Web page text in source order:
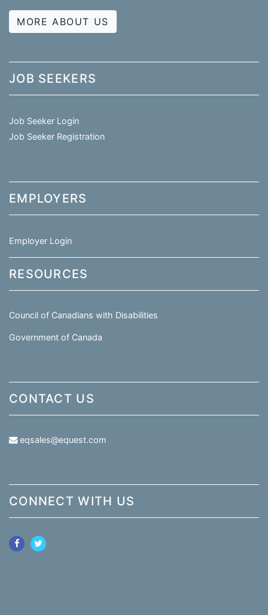
MORE ABOUT US
JOB SEEKERS
Job Seeker Login
Job Seeker Registration
EMPLOYERS
Employer Login
RESOURCES
Council of Canadians with Disabilities
Government of Canada
CONTACT US
eqsales@equest.com
CONNECT WITH US